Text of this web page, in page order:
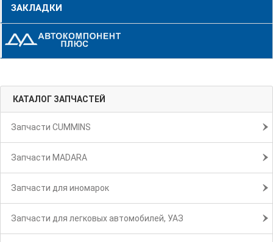
ЗАКЛАДКИ
КАТАЛОГ ЗАПЧАСТЕЙ
Запчасти CUMMINS
Запчасти MADARA
Запчасти для иномарок
Запчасти для легковых автомобилей, УАЗ